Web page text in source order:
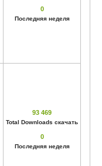
0
Последняя неделя
93 469
Total Downloads скачать
0
Последняя неделя